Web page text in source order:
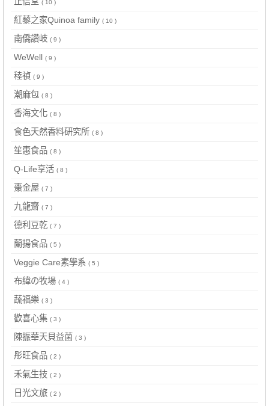
( 10 )
紅藜之家Quinoa family ( 10 )
南僑讚岐 ( 9 )
WeWell ( 9 )
稑禎 ( 9 )
潮麻包 ( 8 )
香海文化 ( 8 )
食色天然香料研究所 ( 8 )
笙惠食品 ( 8 )
Q-Life享活 ( 8 )
棗金屋 ( 7 )
九龍齋 ( 7 )
德利豆乾 ( 7 )
蘭揚食品 ( 5 )
Veggie Care素學系 ( 5 )
布緯の牧場 ( 4 )
蔬福樂 ( 3 )
歡喜心集 ( 3 )
陳振華天貝益菌 ( 3 )
彤旺食品 ( 2 )
禾氣生技 ( 2 )
日光文旅 ( 2 )